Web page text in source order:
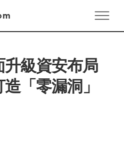
級資安布局
「零漏洞」